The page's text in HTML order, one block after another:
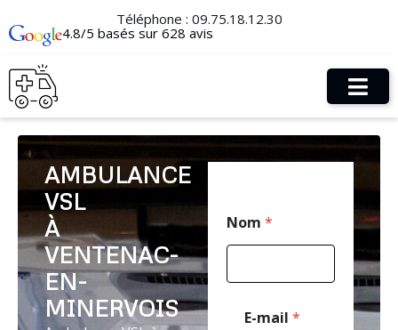
Téléphone : 09.75.18.12.30
4.8/5 basés sur 628 avis
AMBULANCE
VSL
À
VENTENAC-
EN-
MINERVOIS
Nom *
E-mail *